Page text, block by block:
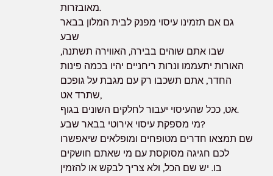
מאובזרות.
גם אם תזמינו עיסוי מפנק לבית המלון בבאר
שבע
שבו אתם שוהים בבירה, האווירה תשתנה,
האורות יתעממו ונרות ריחניים יהיו בכמה פינות
החדר, אתם תשכבו רק עם מגבת על גופכם
שתרד אט,
אט, ככל שהעיסוי יעבור לחלקים השונים בגוף.
מי מספקת עיסוי אירוטי בבאר שבע?
שם תמצאו חדרים מטופחים ומופלאים שיאפשרו
לכם חגיגה מסוקסת עם מי שאתם חושקים
בו. יש שם הכל, ולא צריך לבקש או להזמין